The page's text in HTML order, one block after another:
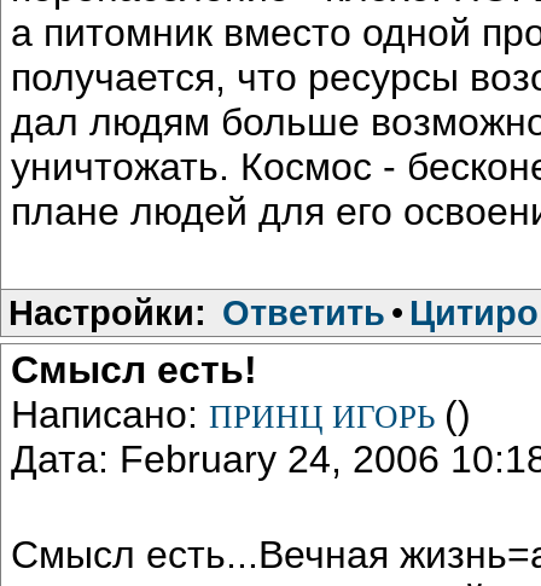
а питомник вместо одной
получается, что ресурсы
дал людям больше
уничтожать. Космос -
плане людей для его
Настройки: Ответить •
Смысл есть!
Написано: ПРИНЦ ИГОРЬ ()
Дата: February 24, 2006
Смысл есть...Вечная